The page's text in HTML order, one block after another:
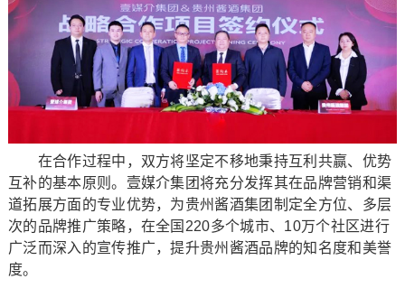
在合作过程中，双方将坚定不移地秉持互利共赢、优势
互补的基本原则。壹媒介集团将充分发挥其在品牌营销和渠
道拓展方面的专业优势，为贵州酱酒集团制定全方位、多层
次的品牌推广策略，在全国220多个城市、10万个社区进行
广泛而深入的宣传推广，提升贵州酱酒品牌的知名度和美誉
度。